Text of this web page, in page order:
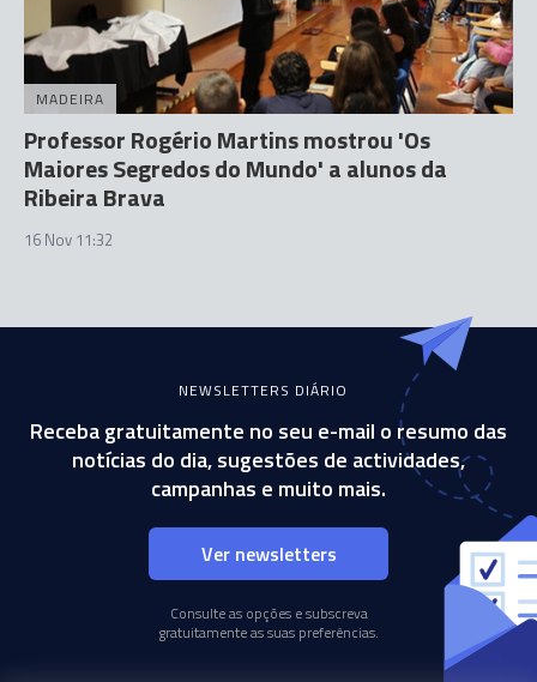
MADEIRA
Professor Rogério Martins mostrou 'Os
Maiores Segredos do Mundo' a alunos da
Ribeira Brava
16 Nov 11:32
NEWSLETTERS DIÁRIO
Receba gratuitamente no seu e-mail o resumo das
notícias do dia, sugestões de actividades,
campanhas e muito mais.
Ver newsletters
Consulte as opções e subscreva
gratuitamente as suas preferências.